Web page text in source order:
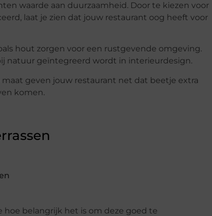
waarde aan duurzaamheid. Door te kiezen voor
laat je zien dat jouw restaurant oog heeft voor
hout zorgen voor een rustgevende omgeving.
natuur geïntegreerd wordt in interieurdesign.
geven jouw restaurant net dat beetje extra
komen.
hoe belangrijk het is om deze goed te